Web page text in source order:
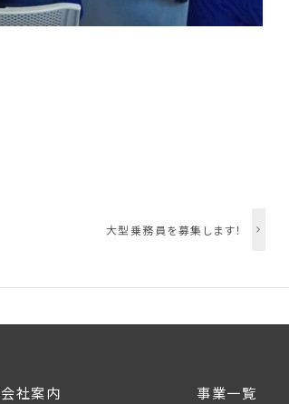
大型乗務員を募集します！
会社案内
事業一覧